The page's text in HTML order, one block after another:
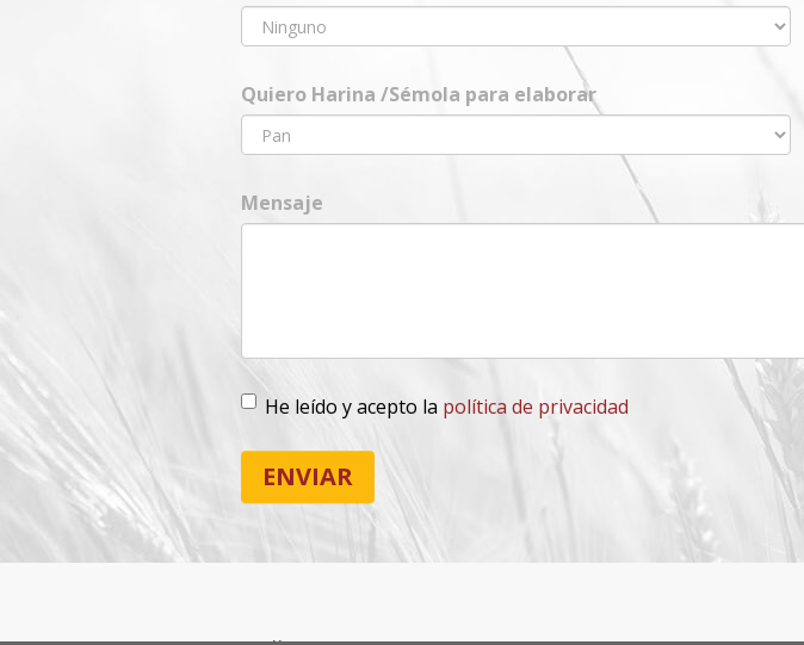
Quiero Harina /Sémola para elaborar
Mensaje
He leído y acepto la política de privacidad
Lopd*
ENVIAR